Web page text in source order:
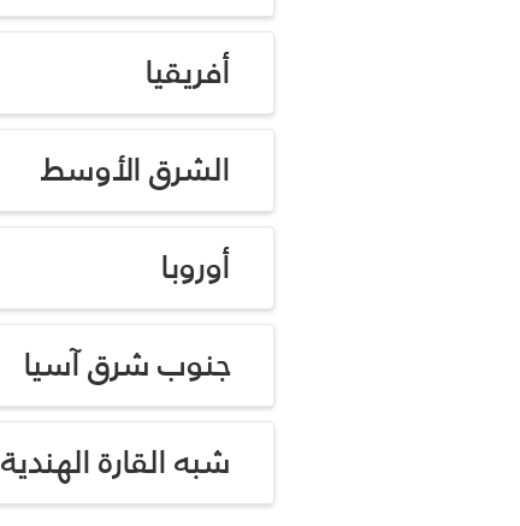
أفريقيا
الشرق الأوسط
أوروبا
جنوب شرق آسيا
شبه القارة الهندية